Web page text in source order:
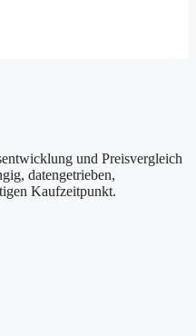
und Preisvergleich
datengetrieben,
Kaufzeitpunkt.